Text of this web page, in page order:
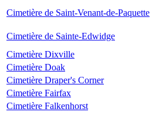
Cimetière de Saint-Venant-de-Paquette
Cimetière de Sainte-Edwidge
Cimetière Dixville
Cimetière Doak
Cimetière Draper's Corner
Cimetière Fairfax
Cimetière Falkenhorst